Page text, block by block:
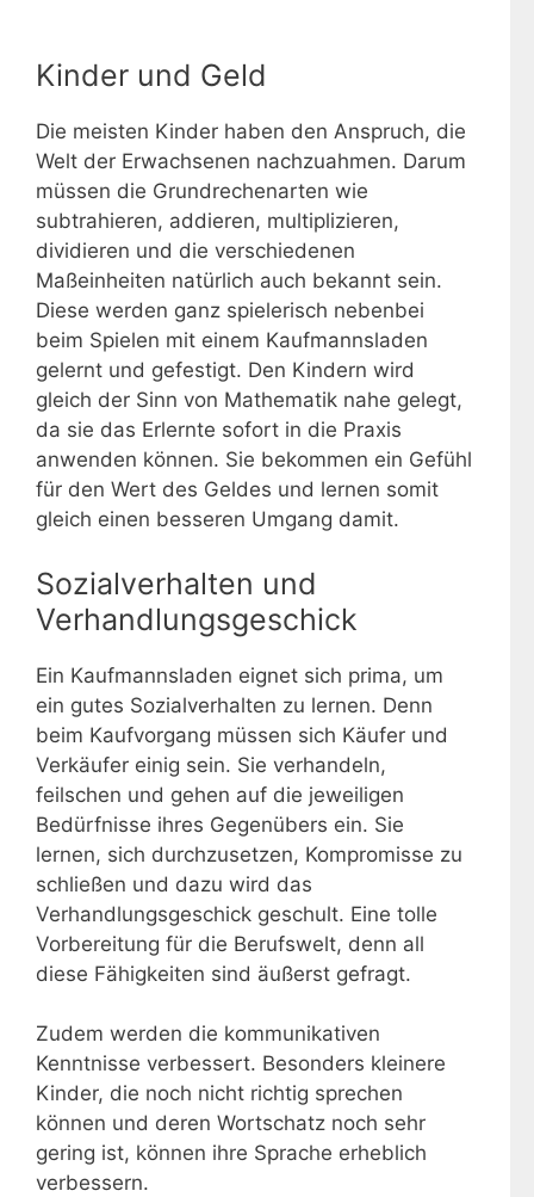
Kinder und Geld
Die meisten Kinder haben den Anspruch, die
Welt der Erwachsenen nachzuahmen. Darum
müssen die Grundrechenarten wie
subtrahieren, addieren, multiplizieren,
dividieren und die verschiedenen
Maßeinheiten natürlich auch bekannt sein.
Diese werden ganz spielerisch nebenbei
beim Spielen mit einem Kaufmannsladen
gelernt und gefestigt. Den Kindern wird
gleich der Sinn von Mathematik nahe gelegt,
da sie das Erlernte sofort in die Praxis
anwenden können. Sie bekommen ein Gefühl
für den Wert des Geldes und lernen somit
gleich einen besseren Umgang damit.
Sozialverhalten und
Verhandlungsgeschick
Ein Kaufmannsladen eignet sich prima, um
ein gutes Sozialverhalten zu lernen. Denn
beim Kaufvorgang müssen sich Käufer und
Verkäufer einig sein. Sie verhandeln,
feilschen und gehen auf die jeweiligen
Bedürfnisse ihres Gegenübers ein. Sie
lernen, sich durchzusetzen, Kompromisse zu
schließen und dazu wird das
Verhandlungsgeschick geschult. Eine tolle
Vorbereitung für die Berufswelt, denn all
diese Fähigkeiten sind äußerst gefragt.
Zudem werden die kommunikativen
Kenntnisse verbessert. Besonders kleinere
Kinder, die noch nicht richtig sprechen
können und deren Wortschatz noch sehr
gering ist, können ihre Sprache erheblich
verbessern.